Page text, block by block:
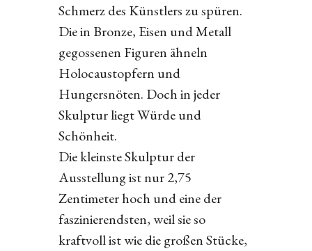
Schmerz des Künstlers zu spüren.
Die in Bronze, Eisen und Metall
gegossenen Figuren ähneln
Holocaustopfern und
Hungersnöten. Doch in jeder
Skulptur liegt Würde und
Schönheit.
Die kleinste Skulptur der
Ausstellung ist nur 2,75
Zentimeter hoch und eine der
faszinierendsten, weil sie so
kraftvoll ist wie die großen Stücke,